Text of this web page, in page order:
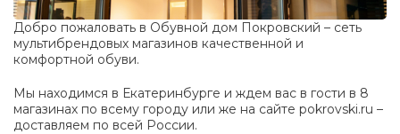
Добро пожаловать в Обувной дом Покровский – сеть
мультибрендовых магазинов качественной и
комфортной обуви.
Мы находимся в Екатеринбурге и ждем вас в гости в 8
магазинах по всему городу или же на сайте pokrovski.ru –
доставляем по всей России.